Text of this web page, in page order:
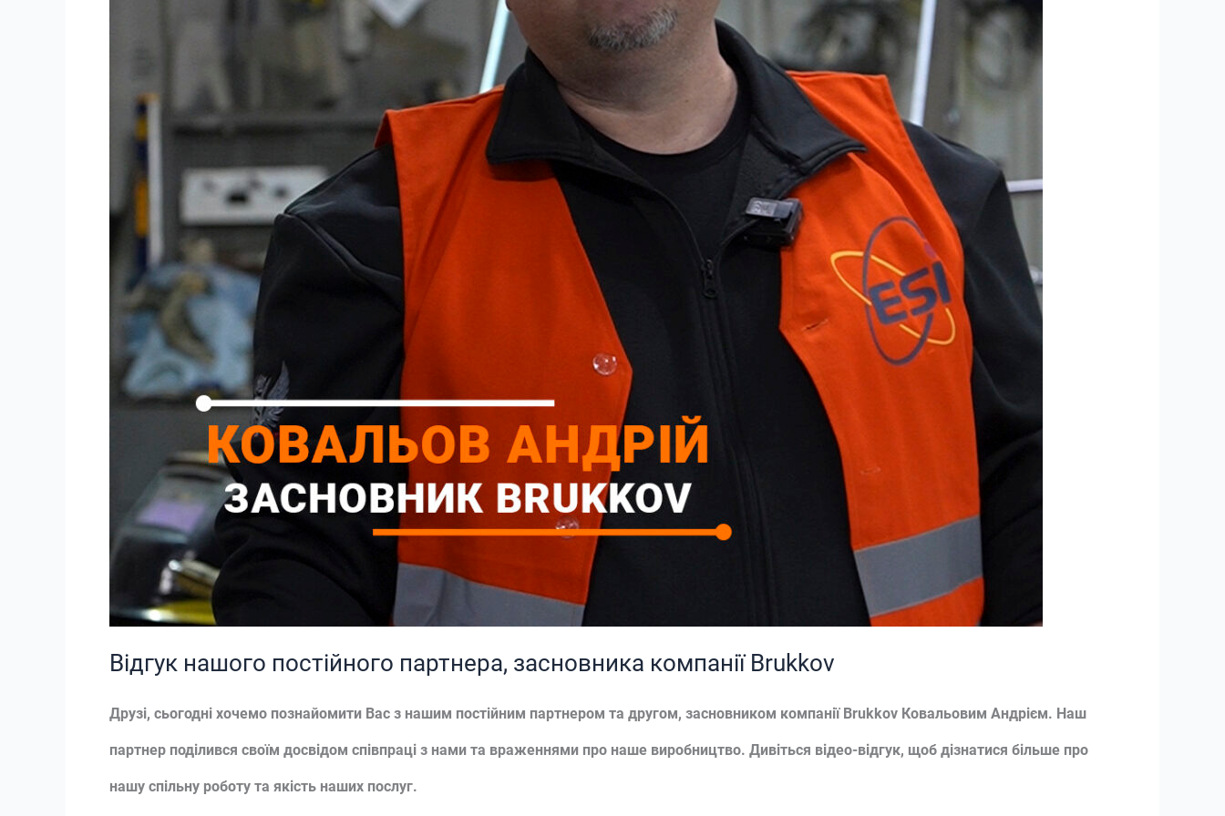
Відгук нашого постійного партнера, засновника компанії Brukkov
Друзі, сьогодні хочемо познайомити Вас з нашим постійним партнером та другом, засновником компанії Brukkov Ковальовим Андрієм. Наш
партнер поділився своїм досвідом співпраці з нами та враженнями про наше виробництво. Дивіться відео-відгук, щоб дізнатися більше про
нашу спільну роботу та якість наших послуг.